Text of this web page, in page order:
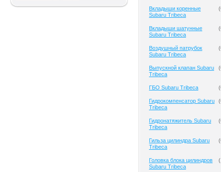
Вкладыши коренные
Subaru Tribeca
(
Вкладыши шатунные
Subaru Tribeca
(
Воздушный патрубок
Subaru Tribeca
(
Выпускной клапан Subaru
Tribeca
(
ГБО Subaru Tribeca (
Гидрокомпенсатор Subaru
Tribeca
(
Гидронатяжитель Subaru
Tribeca
(
Гильза цилиндра Subaru
Tribeca
(
Головка блока цилиндров
Subaru Tribeca
(